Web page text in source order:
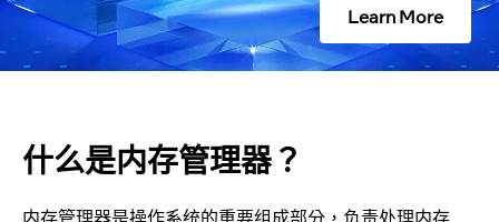
Learn More
什么是内存管理器？
内存管理器是操作系统的重要组成部分，负责处理内存